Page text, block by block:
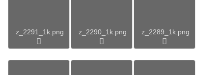
z_2291_1k.png z_2290_1k.png z_2289_1k.png